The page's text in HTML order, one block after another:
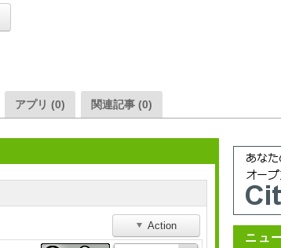
アプリ (0) 関連記事 (0)
Action
ニュ